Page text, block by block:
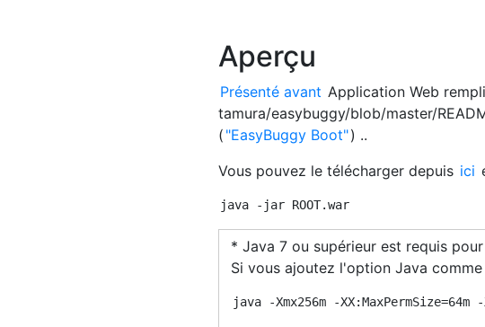
Aperçu
Présenté avant Application Web
tamura/easybuggy/blob/master/
( "EasyBuggy Boot") ..
Vous pouvez le télécharger depuis ici
* Java 7 ou supérieur est requis
Si vous ajoutez l'option Java